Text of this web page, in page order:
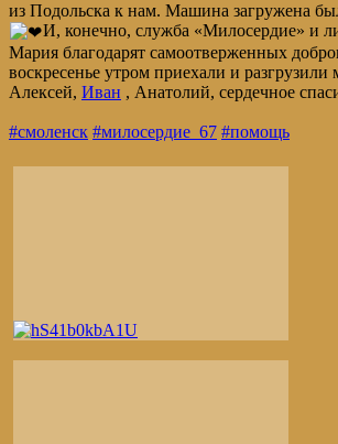
из Подольска к нам. Машина загружена
И, конечно, служба «Милосердие» и
Мария благодарят самоотверженных
воскресенье утром приехали и разгрузили
Алексей, Иван , Анатолий, сердечное
#смоленск #милосердие_67 #помощь